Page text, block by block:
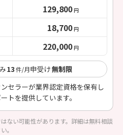
129,800 円
18,700 円
220,000 円
13件/月申受け無制限
セラーが業界認定資格を保有し
トを提供しています。
ない可能性があります。詳細は無料相談
。